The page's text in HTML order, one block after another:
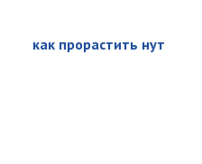
как прорастить нут